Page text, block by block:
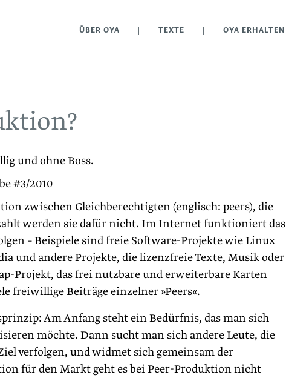
ÜBER OYA TEXTE OYA ERHALTEN
und ohne Boss.
#3/2010
zwischen Gleichberechtigten (englisch: peers), die
werden sie dafür nicht. Im Internet funktioniert das
– Beispiele sind freie Software-Projekte wie Linux
und andere Projekte, die lizenzfreie Texte, Musik oder
Projekt, das frei nutzbare und erweiterbare Karten
freiwillige Beiträge einzelner »Peers«.
Am Anfang steht ein Bedürfnis, das man sich
möchte. Dann sucht man sich andere Leute, die
verfolgen, und widmet sich gemeinsam der
für den Markt geht es bei Peer-Produktion nicht